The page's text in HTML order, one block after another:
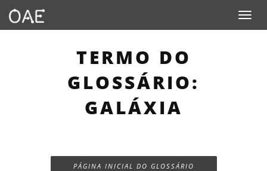
Toggle
TERMO DO
GLOSSÁRIO:
GALÁXIA
PÁGINA INICIAL DO GLOSSÁRIO